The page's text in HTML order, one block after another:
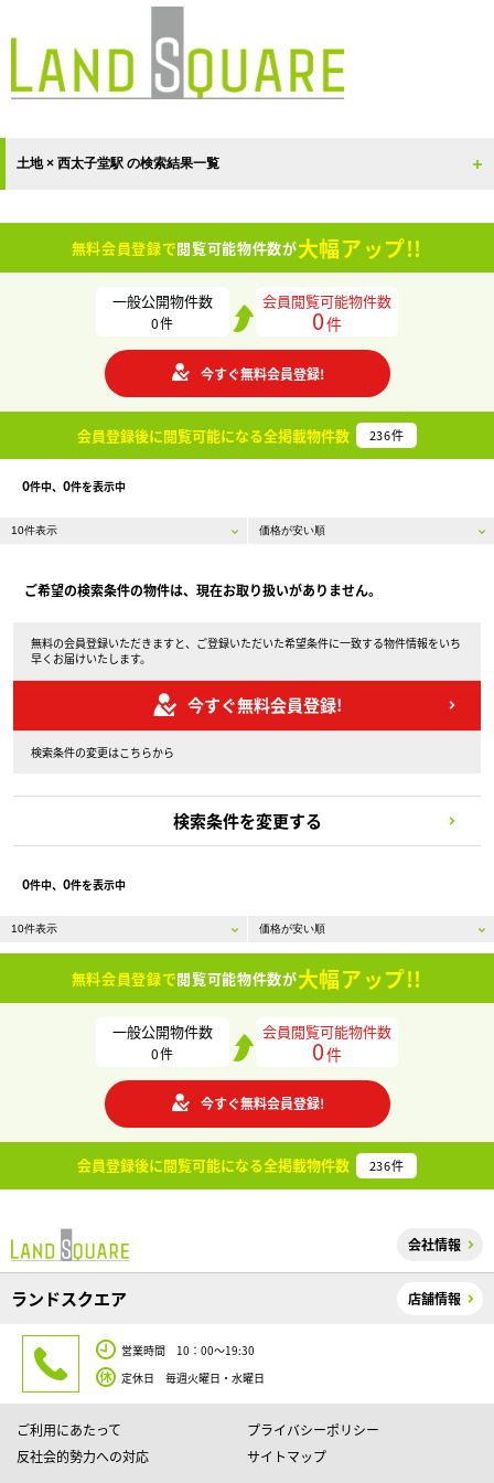
土地 × 西太子堂駅 の検索結果一覧
無料会員登録で閲覧可能物件数が大幅アップ!!
一般公開物件数
0件
会員閲覧可能物件数
0件
今すぐ無料会員登録!
会員登録後に閲覧可能になる全掲載物件数 236件
0件中、 0件を表示中
ご希望の検索条件の物件は、現在お取り扱いがありません。
無料の会員登録いただきますと、ご登録いただいた希望条件に一致する物件情報をいち
早くお届けいたします。
今すぐ無料会員登録!
検索条件の変更はこちらから
検索条件を変更する
0件中、 0件を表示中
無料会員登録で閲覧可能物件数が大幅アップ!!
一般公開物件数
0件
会員閲覧可能物件数
0件
今すぐ無料会員登録!
会員登録後に閲覧可能になる全掲載物件数 236件
会社情報
ランドスクエア 店舗情報
営業時間 10：00～19:30
定休日 毎週火曜日・水曜日
ご利用にあたって
プライバシーポリシー
反社会的勢力への対応
サイトマップ